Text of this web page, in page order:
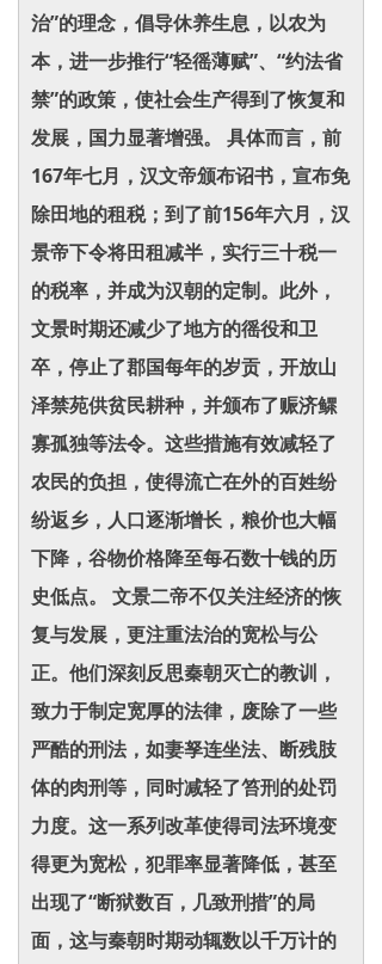
治”的理念，倡导休养生息，以农为
本，进一步推行“轻徭薄赋”、“约法省
禁”的政策，使社会生产得到了恢复和
发展，国力显著增强。 具体而言，前
167年七月，汉文帝颁布诏书，宣布免
除田地的租税；到了前156年六月，汉
景帝下令将田租减半，实行三十税一
的税率，并成为汉朝的定制。此外，
文景时期还减少了地方的徭役和卫
卒，停止了郡国每年的岁贡，开放山
泽禁苑供贫民耕种，并颁布了赈济鳏
寡孤独等法令。这些措施有效减轻了
农民的负担，使得流亡在外的百姓纷
纷返乡，人口逐渐增长，粮价也大幅
下降，谷物价格降至每石数十钱的历
史低点。 文景二帝不仅关注经济的恢
复与发展，更注重法治的宽松与公
正。他们深刻反思秦朝灭亡的教训，
致力于制定宽厚的法律，废除了一些
严酷的刑法，如妻孥连坐法、断残肢
体的肉刑等，同时减轻了笞刑的处罚
力度。这一系列改革使得司法环境变
得更为宽松，犯罪率显著降低，甚至
出现了“断狱数百，几致刑措”的局
面，这与秦朝时期动辄数以千万计的